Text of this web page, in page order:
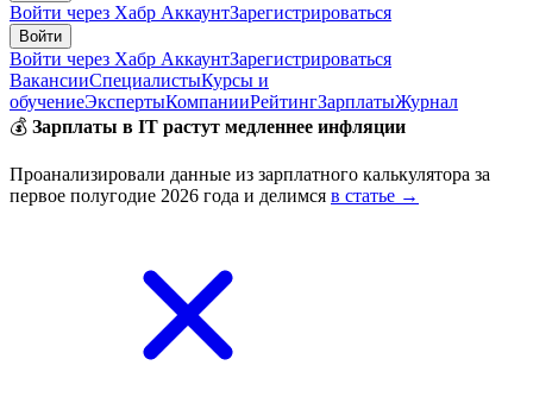
Войти через Хабр АккаунтЗарегистрироваться
Войти
Войти через Хабр АккаунтЗарегистрироваться
ВакансииСпециалистыКурсы и
обучениеЭкспертыКомпанииРейтингЗарплатыЖурнал
💰 Зарплаты в IT растут медленнее инфляции
Проанализировали данные из зарплатного калькулятора за
первое полугодие 2026 года и делимся в статье →